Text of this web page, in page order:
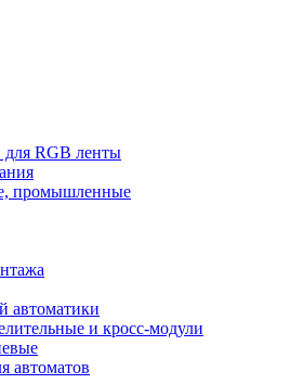
для RGB ленты
промышленные
автоматики
и кросс-модули
автоматов